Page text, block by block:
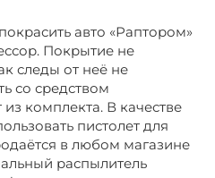
авто «Раптором»
Покрытие не
следы от неё не
со средством
из комплекта. В качестве
пистолет для
в любом магазине
распылитель